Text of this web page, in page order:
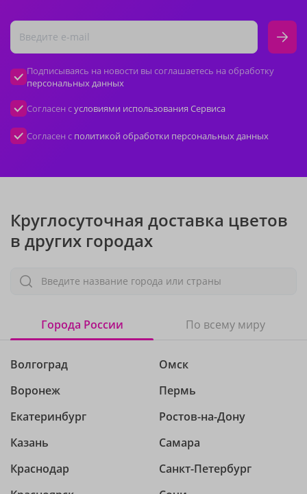
Подписываясь на новости вы соглашаетесь на обработку
персональных данных
Согласен сусловиями использования Сервиса
Согласен с политикой обработки персональных данных
Круглосуточная доставка цветов
в других городах
Введите название города или страны
Города России По всему миру
Волгоград
Воронеж
Екатеринбург
Казань
Краснодар
Омск
Пермь
Ростов-на-Дону
Самара
Санкт-Петербург